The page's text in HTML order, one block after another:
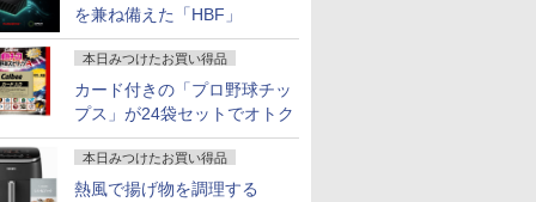
を兼ね備えた「HBF」
本日みつけたお買い得品
カード付きの「プロ野球チッ
プス」が24袋セットでオトク
本日みつけたお買い得品
熱風で揚げ物を調理する